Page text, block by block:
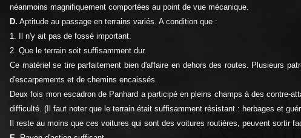
néanmoins magnifiquement comportées au point de vue mécanique.
D. Aptitude au passage en terrains variés. A condition que :
1. Il n'y ait pas de fossé important.
2. Que le terrain soit suffisamment dur.
Ce matériel se tire parfaitement bien d'affaire en dehors des routes. Plusieurs
d'escarpements et de chemins encaissés.
Deux fois mon escadron de Panhard a participé en pleins champs à des contre-
difficulté. (Il faut noter que le terrain était suffisamment résistant : herbages et
Il reste au moins que ces voitures qui sont des voitures routières, peuvent sortir